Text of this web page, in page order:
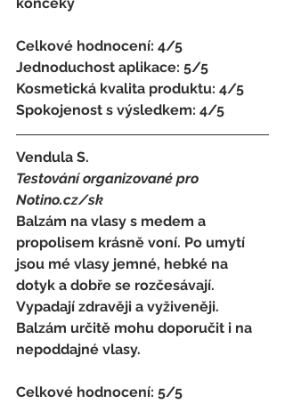
končeky
Celkové hodnocení: 4/5
Jednoduchost aplikace: 5/5
Kosmetická kvalita produktu: 4/5
Spokojenost s výsledkem: 4/5
Vendula S.
Testování organizované pro
Notino.cz/sk
Balzám na vlasy s medem a
propolisem krásně voní. Po umytí
jsou mé vlasy jemné, hebké na
dotyk a dobře se rozčesávají.
Vypadají zdravěji a vyživeněji.
Balzám určitě mohu doporučit i na
nepoddajné vlasy.
Celkové hodnocení: 5/5